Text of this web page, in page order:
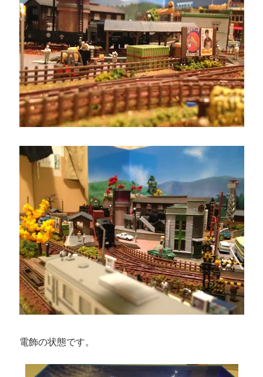
電飾の状態です。